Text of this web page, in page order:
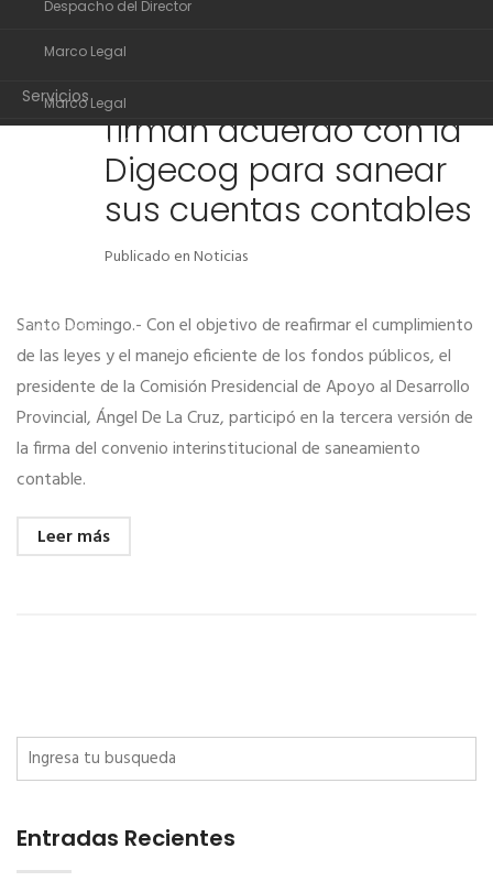
Organigrama
Despacho del Director
Marco Legal
Contactos
Despacho del Director
Marco Legal
Servicios
Transparencia
16
NOV
Desarrollo Provincial y
otras instituciones
firman acuerdo con la
Digecog para sanear
sus cuentas contables
Publicado enNoticias
Santo Domingo.- Con el objetivo de reafirmar el cumplimiento
de las leyes y el manejo eficiente de los fondos públicos, el
presidente de la Comisión Presidencial de Apoyo al Desarrollo
Provincial, Ángel De La Cruz, participó en la tercera versión de
la firma del convenio interinstitucional de saneamiento
contable.
Leer más
Entradas Recientes